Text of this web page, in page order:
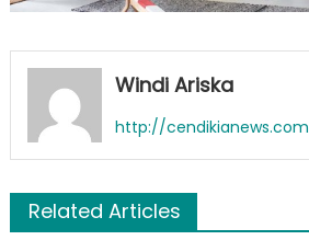
Windi Ariska
http://cendikianews.com
Related Articles